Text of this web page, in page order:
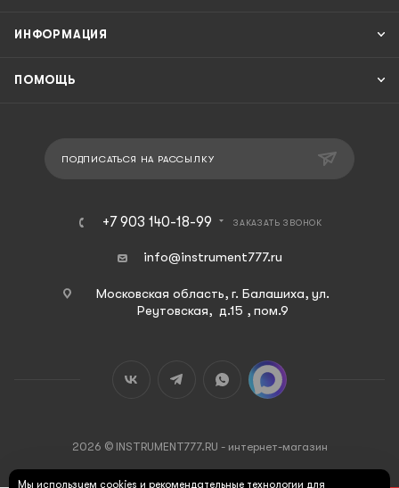
ИНФОРМАЦИЯ
ПОМОЩЬ
ПОДПИСАТЬСЯ НА РАССЫЛКУ
+7 903 140-18-99 ЗАКАЗАТЬ ЗВОНОК
info@instrument777.ru
Московская область, г. Балашиха, ул.
Реутовская, д.15 , пом.9
2026 © INSTRUMENT777.RU - интернет-магазин
Мы используем cookies и рекомендательные технологии для